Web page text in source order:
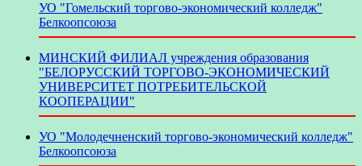
УО "Гомельский торгово-экономический колледж"
Белкоопсоюза
МИНСКИЙ ФИЛИАЛ учреждения образования
"БЕЛОРУССКИЙ ТОРГОВО-ЭКОНОМИЧЕСКИЙ
УНИВЕРСИТЕТ ПОТРЕБИТЕЛЬСКОЙ
КООПЕРАЦИИ"
УО "Молодечненский торгово-экономический колледж"
Белкоопсоюза